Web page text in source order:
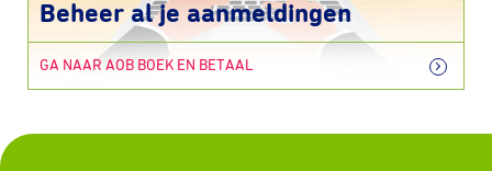
Beheer al je aanmeldingen
GA NAAR AOB BOEK EN BETAAL